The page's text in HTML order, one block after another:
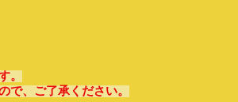
。
で、ご了承ください。